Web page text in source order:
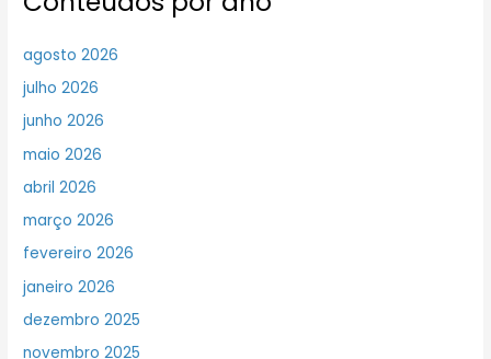
agosto 2026
julho 2026
junho 2026
maio 2026
abril 2026
março 2026
fevereiro 2026
janeiro 2026
dezembro 2025
novembro 2025